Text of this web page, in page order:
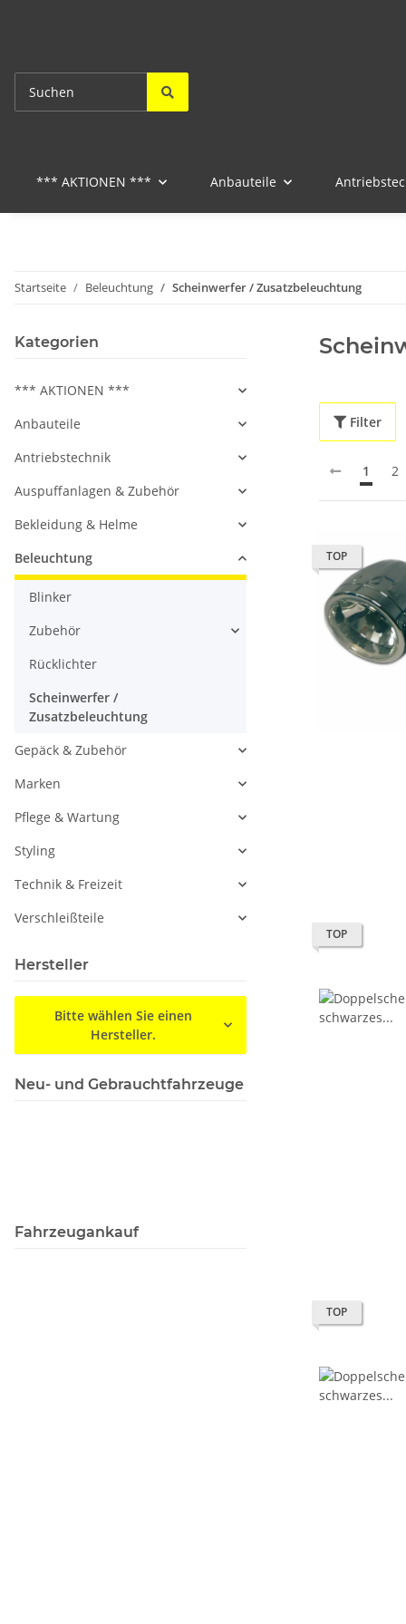
*** AKTIONEN *** Anbauteile
Startseite Beleuchtung Scheinwerfer / Zusatzbeleuchtung
Filter
1 2
TOP
TOP
TOP
Kategorien
*** AKTIONEN ***
Anbauteile
Antriebstechnik
Auspuffanlagen & Zubehör
Bekleidung & Helme
Beleuchtung
Blinker
Zubehör
Rücklichter
Scheinwerfer /
Zusatzbeleuchtung
Gepäck & Zubehör
Marken
Pflege & Wartung
Styling
Technik & Freizeit
Verschleißteile
Hersteller
Bitte wählen Sie einen
Hersteller.
Neu- und Gebrauchtfahrzeuge
Fahrzeugankauf